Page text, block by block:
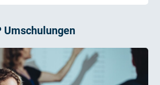
Umschulungen